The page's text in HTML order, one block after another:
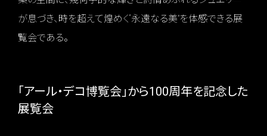
が息づき、時を超えて煌めく“永遠なる美”を体感できる展
覧会である。
「アール・デコ博覧会」から100周年を記念した
展覧会